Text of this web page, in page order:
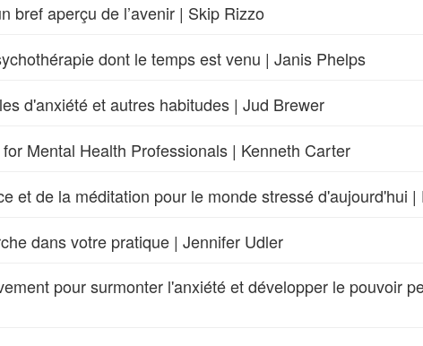
bref aperçu de l’avenir | Skip Rizzo
dont le temps est venu | Janis Phelps
d'anxiété et autres habitudes | Jud Brewer
Mental Health Professionals | Kenneth Carter
et de la méditation pour le monde stressé d'aujourd'hui |
dans votre pratique | Jennifer Udler
pour surmonter l'anxiété et développer le pouvoir